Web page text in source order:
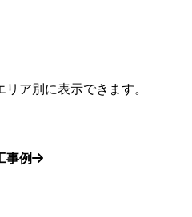
ア別に表示できます。
事例